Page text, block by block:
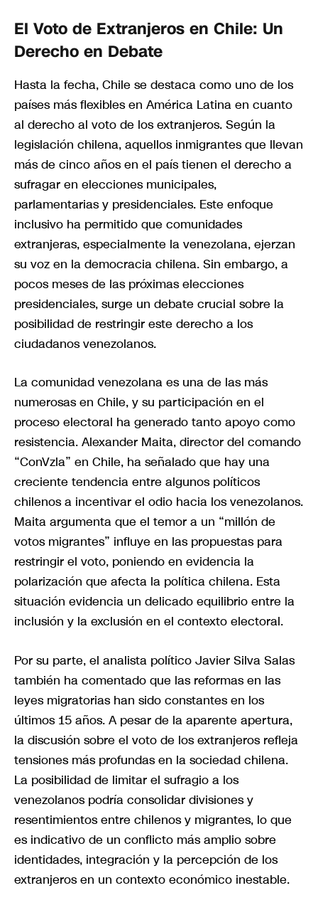
El Voto de Extranjeros en Chile: Un
Derecho en Debate
Hasta la fecha, Chile se destaca como uno de los
países más flexibles en América Latina en cuanto
al derecho al voto de los extranjeros. Según la
legislación chilena, aquellos inmigrantes que llevan
más de cinco años en el país tienen el derecho a
sufragar en elecciones municipales,
parlamentarias y presidenciales. Este enfoque
inclusivo ha permitido que comunidades
extranjeras, especialmente la venezolana, ejerzan
su voz en la democracia chilena. Sin embargo, a
pocos meses de las próximas elecciones
presidenciales, surge un debate crucial sobre la
posibilidad de restringir este derecho a los
ciudadanos venezolanos.
La comunidad venezolana es una de las más
numerosas en Chile, y su participación en el
proceso electoral ha generado tanto apoyo como
resistencia. Alexander Maita, director del comando
“ConVzla” en Chile, ha señalado que hay una
creciente tendencia entre algunos políticos
chilenos a incentivar el odio hacia los venezolanos.
Maita argumenta que el temor a un “millón de
votos migrantes” influye en las propuestas para
restringir el voto, poniendo en evidencia la
polarización que afecta la política chilena. Esta
situación evidencia un delicado equilibrio entre la
inclusión y la exclusión en el contexto electoral.
Por su parte, el analista político Javier Silva Salas
también ha comentado que las reformas en las
leyes migratorias han sido constantes en los
últimos 15 años. A pesar de la aparente apertura,
la discusión sobre el voto de los extranjeros refleja
tensiones más profundas en la sociedad chilena.
La posibilidad de limitar el sufragio a los
venezolanos podría consolidar divisiones y
resentimientos entre chilenos y migrantes, lo que
es indicativo de un conflicto más amplio sobre
identidades, integración y la percepción de los
extranjeros en un contexto económico inestable.